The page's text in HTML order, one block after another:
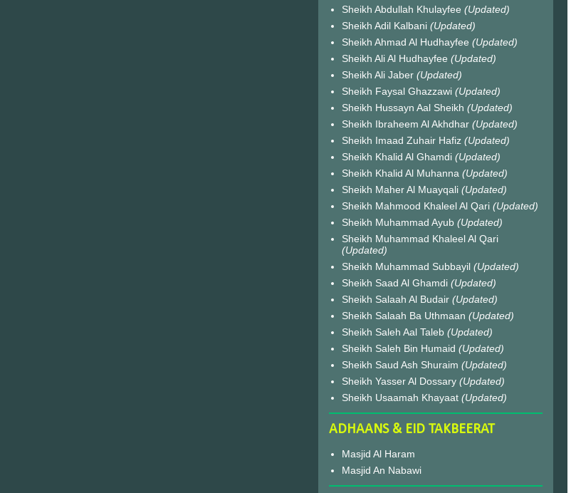
Sheikh Abdullah Khulayfee (Updated)
Sheikh Adil Kalbani (Updated)
Sheikh Ahmad Al Hudhayfee (Updated)
Sheikh Ali Al Hudhayfee (Updated)
Sheikh Ali Jaber (Updated)
Sheikh Faysal Ghazzawi (Updated)
Sheikh Hussayn Aal Sheikh (Updated)
Sheikh Ibraheem Al Akhdhar (Updated)
Sheikh Imaad Zuhair Hafiz (Updated)
Sheikh Khalid Al Ghamdi (Updated)
Sheikh Khalid Al Muhanna (Updated)
Sheikh Maher Al Muayqali (Updated)
Sheikh Mahmood Khaleel Al Qari (Updated)
Sheikh Muhammad Ayub (Updated)
Sheikh Muhammad Khaleel Al Qari
(Updated)
Sheikh Muhammad Subbayil (Updated)
Sheikh Saad Al Ghamdi (Updated)
Sheikh Salaah Al Budair (Updated)
Sheikh Salaah Ba Uthmaan (Updated)
Sheikh Saleh Aal Taleb (Updated)
Sheikh Saleh Bin Humaid (Updated)
Sheikh Saud Ash Shuraim (Updated)
Sheikh Yasser Al Dossary (Updated)
Sheikh Usaamah Khayaat (Updated)
ADHAANS & EID TAKBEERAT
Masjid Al Haram
Masjid An Nabawi